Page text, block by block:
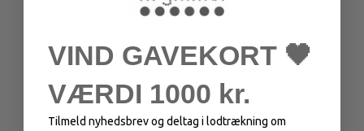
VIND GAVEKORT 🖤
VÆRDI 1000 kr.
Tilmeld nyhedsbrev og deltag i lodtrækning om